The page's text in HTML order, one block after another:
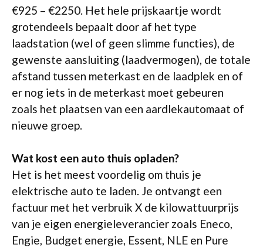
€925 – €2250. Het hele prijskaartje wordt
grotendeels bepaalt door af het type
laadstation (wel of geen slimme functies), de
gewenste aansluiting (laadvermogen), de totale
afstand tussen meterkast en de laadplek en of
er nog iets in de meterkast moet gebeuren
zoals het plaatsen van een aardlekautomaat of
nieuwe groep.
Wat kost een auto thuis opladen?
Het is het meest voordelig om thuis je
elektrische auto te laden. Je ontvangt een
factuur met het verbruik X de kilowattuurprijs
van je eigen energieleverancier zoals Eneco,
Engie, Budget energie, Essent, NLE en Pure